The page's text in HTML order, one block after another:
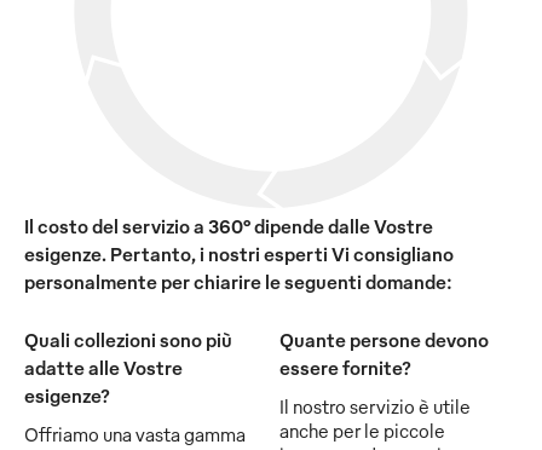
Il costo del servizio a 360° dipende dalle Vostre
esigenze. Pertanto, i nostri esperti Vi consigliano
personalmente per chiarire le seguenti domande:
Quali collezioni sono più
adatte alle Vostre
esigenze?
Offriamo una vasta gamma
Quante persone devono
essere fornite?
Il nostro servizio è utile
anche per le piccole